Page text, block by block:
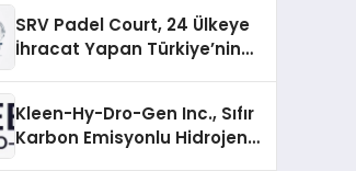
SRV Padel Court, 24 Ülkeye
İhracat Yapan Türkiye’nin
Kleen-Hy-Dro-Gen Inc., Sıfır
Karbon Emisyonlu Hidrojen